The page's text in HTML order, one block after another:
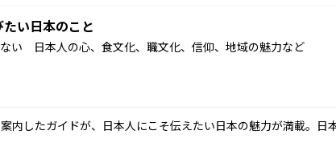
い日本のこと
い 日本人の心、食文化、職文化、信仰、地域の魅力など
内したガイドが、日本人にこそ伝えたい日本の魅力が満載。日